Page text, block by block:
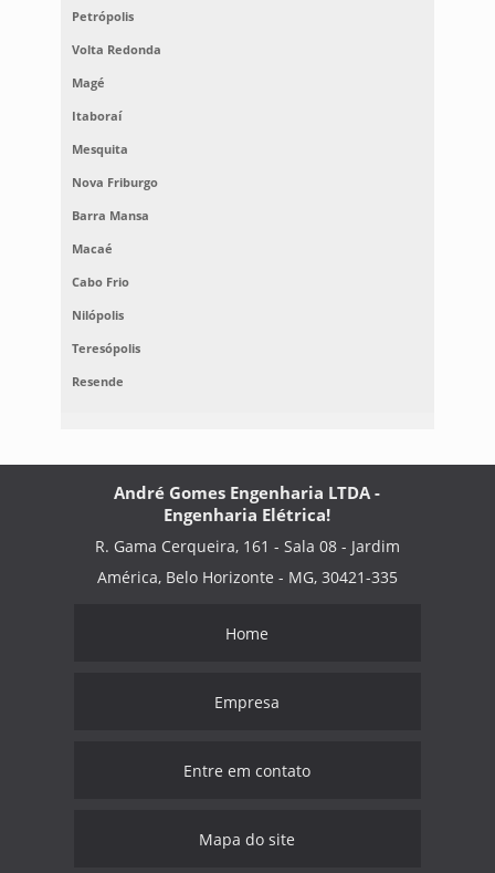
Petrópolis
Volta Redonda
Magé
Itaboraí
Mesquita
Nova Friburgo
Barra Mansa
Macaé
Cabo Frio
Nilópolis
Teresópolis
Resende
André Gomes Engenharia LTDA -
Engenharia Elétrica!
R. Gama Cerqueira, 161 - Sala 08 - Jardim
América, Belo Horizonte - MG, 30421-335
Home
Empresa
Entre em contato
Mapa do site